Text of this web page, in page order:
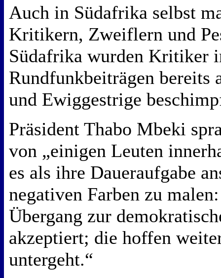
Auch in Südafrika selbst
Kritikern, Zweiflern und
Südafrika wurden Kritiker
Rundfunkbeiträgen bereits
und Ewiggestrige
Präsident Thabo Mbeki
von „einigen Leuten
es als ihre Daueraufgabe
negativen Farben zu
Übergang zur
akzeptiert; die hoffen
untergeht.“